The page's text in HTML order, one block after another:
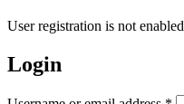
User registration is not enabled
Login